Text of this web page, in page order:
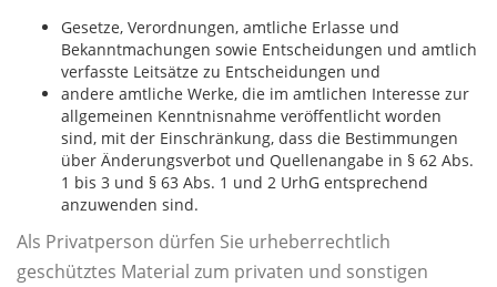
Gesetze, Verordnungen, amtliche Erlasse und
Bekanntmachungen sowie Entscheidungen und amtlich
verfasste Leitsätze zu Entscheidungen und
andere amtliche Werke, die im amtlichen Interesse zur
allgemeinen Kenntnisnahme veröffentlicht worden
sind, mit der Einschränkung, dass die Bestimmungen
über Änderungsverbot und Quellenangabe in § 62 Abs.
1 bis 3 und § 63 Abs. 1 und 2 UrhG entsprechend
anzuwenden sind.
Als Privatperson dürfen Sie urheberrechtlich
geschütztes Material zum privaten und sonstigen